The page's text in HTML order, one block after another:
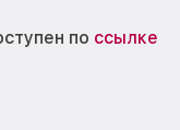
по ссылке